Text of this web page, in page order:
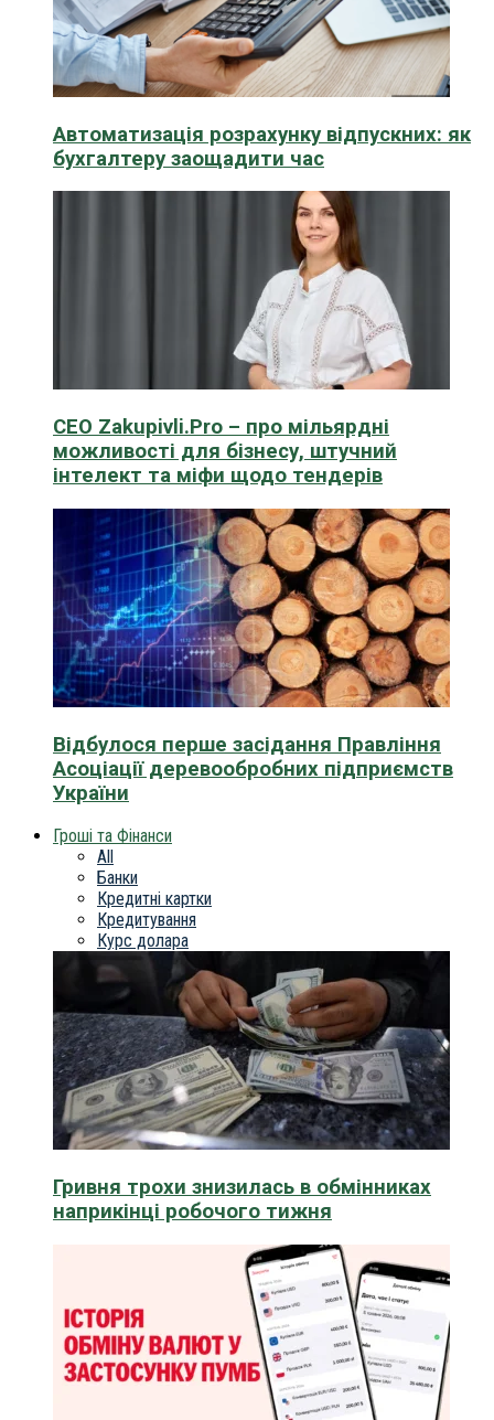
Автоматизація розрахунку відпускних: як
бухгалтеру заощадити час
CEO Zakupivli.Pro – про мільярдні
можливості для бізнесу, штучний
інтелект та міфи щодо тендерів
Відбулося перше засідання Правління
Асоціації деревообробних підприємств
України
Гроші та Фінанси
All
Банки
Кредитні картки
Кредитування
Курс долара
Гривня трохи знизилась в обмінниках
наприкінці робочого тижня